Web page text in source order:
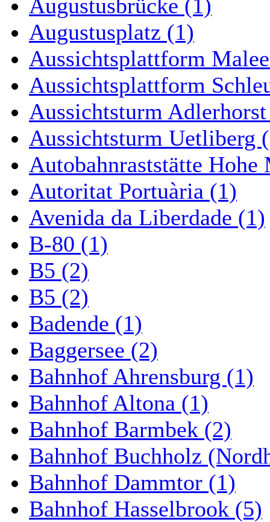
Augustusbrücke (1)
Augustusplatz (1)
Aussichtsplattform
Aussichtsplattform
Aussichtsturm
Aussichtsturm Uetliberg
Autobahnraststätte Hohe
Autoritat Portuària (1)
Avenida da Liberdade (1)
B-80 (1)
B5 (2)
B5 (2)
Badende (1)
Baggersee (2)
Bahnhof Ahrensburg (1)
Bahnhof Altona (1)
Bahnhof Barmbek (2)
Bahnhof Buchholz
Bahnhof Dammtor (1)
Bahnhof Hasselbrook (5)